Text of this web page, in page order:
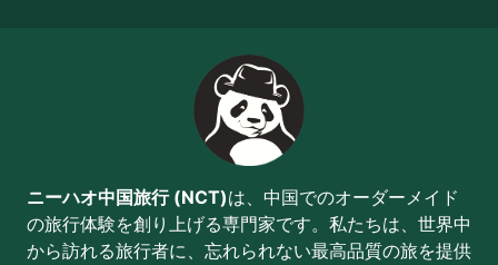
ニーハオ中国旅行 (NCT)は、中国でのオーダーメイド
の旅行体験を創り上げる専門家です。私たちは、世界中
から訪れる旅行者に、忘れられない最高品質の旅を提供